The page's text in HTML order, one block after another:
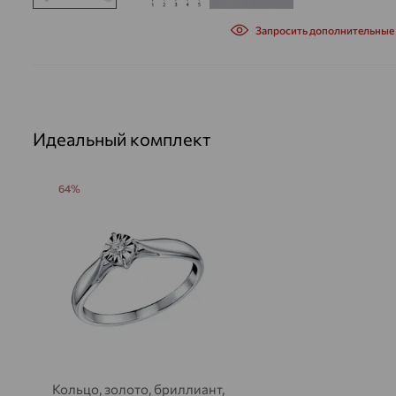
Запросить
Идеальный комплект
Кольцо, золото, бриллиант,
64%